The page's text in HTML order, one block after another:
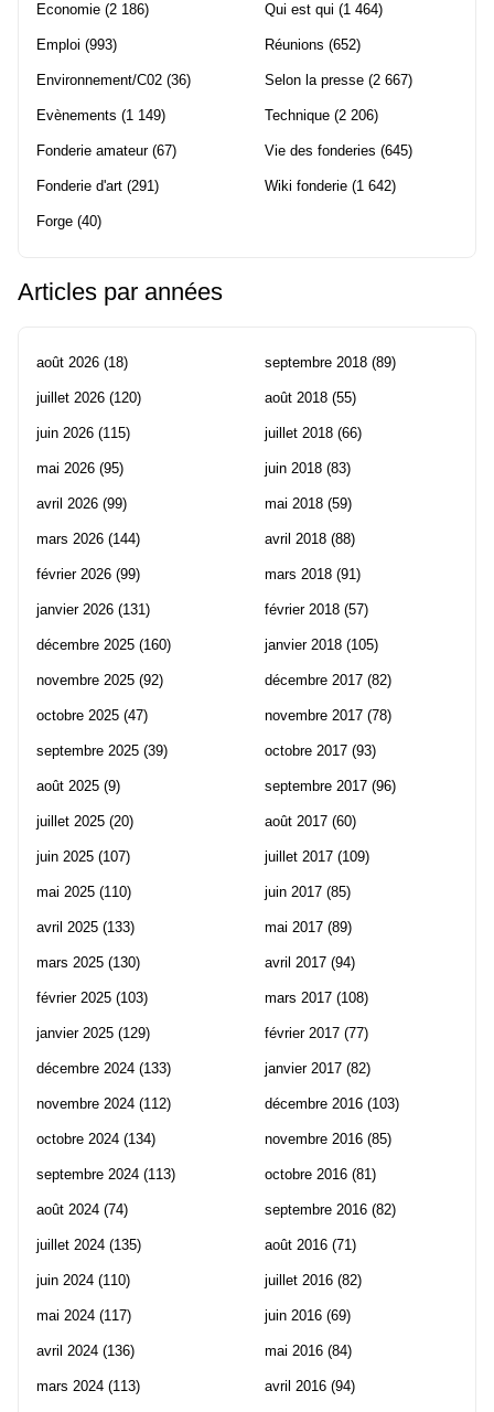
Economie (2 186)
Emploi (993)
Environnement/C02 (36)
Evènements (1 149)
Fonderie amateur(67)
Fonderie d'art (291)
Forge (40)
Qui est qui (1 464)
Réunions (652)
Selon la presse (2 667)
Technique (2 206)
Vie des fonderies (645)
Wiki fonderie (1 642)
Articles par années
août 2026 (18)
juillet 2026 (120)
juin 2026 (115)
mai 2026 (95)
avril 2026 (99)
mars 2026 (144)
février 2026 (99)
janvier 2026 (131)
décembre 2025 (160)
novembre 2025 (92)
octobre 2025 (47)
septembre 2025 (39)
août 2025 (9)
juillet 2025 (20)
juin 2025 (107)
mai 2025 (110)
avril 2025 (133)
mars 2025 (130)
février 2025 (103)
janvier 2025 (129)
décembre 2024 (133)
novembre 2024 (112)
octobre 2024 (134)
septembre 2024 (113)
août 2024 (74)
juillet 2024 (135)
juin 2024 (110)
mai 2024 (117)
avril 2024 (136)
mars 2024 (113)
septembre 2018 (89)
août 2018 (55)
juillet 2018 (66)
juin 2018 (83)
mai 2018 (59)
avril 2018 (88)
mars 2018 (91)
février 2018 (57)
janvier 2018 (105)
décembre 2017 (82)
novembre 2017 (78)
octobre 2017 (93)
septembre 2017 (96)
août 2017 (60)
juillet 2017 (109)
juin 2017 (85)
mai 2017 (89)
avril 2017 (94)
mars 2017 (108)
février 2017 (77)
janvier 2017 (82)
décembre 2016 (103)
novembre 2016 (85)
octobre 2016 (81)
septembre 2016 (82)
août 2016 (71)
juillet 2016 (82)
juin 2016 (69)
mai 2016 (84)
avril 2016 (94)